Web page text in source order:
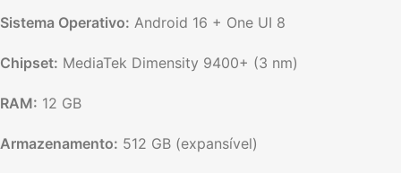
Sistema Operativo: Android 16 + One UI 8
Chipset: MediaTek Dimensity 9400+ (3 nm)
RAM: 12 GB
Armazenamento: 512 GB (expansível)